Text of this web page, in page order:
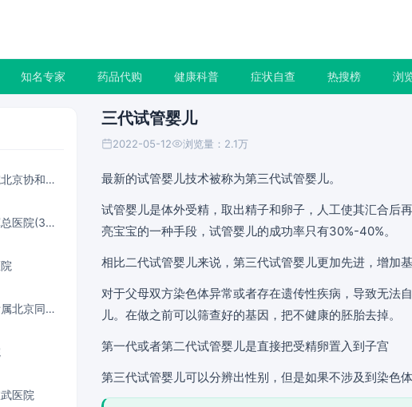
知名专家 药品代购 健康科普 症状自查 热搜榜 浏
中国医学科学院北京协和医院
中国人民解放军总医院(301医院)
首都医科大学附属北京同仁医院
医院
三代试管婴儿
2022-05-12 浏览量：2.1万
最新的试管婴儿技术被称为第三代试管婴儿。
试管婴儿是体外受精，取出精子和卵子，人工使其汇合后
亮宝宝的一种手段，试管婴儿的成功率只有30%-40%。
相比二代试管婴儿来说，第三代试管婴儿更加先进，增加基
对于父母双方染色体异常或者存在遗传性疾病，导致无法
儿。在做之前可以筛查好的基因，把不健康的胚胎去掉。
第一代或者第二代试管婴儿是直接把受精卵置入到子宫
第三代试管婴儿可以分辨出性别，但是如果不涉及到染色